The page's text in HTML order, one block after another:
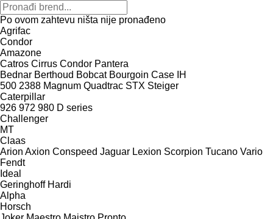
Po ovom zahtevu ništa nije pronađeno
Agrifac
Condor
Amazone
Catros Cirrus Condor Pantera
Bednar Berthoud Bobcat Bourgoin Case IH
500 2388 Magnum Quadtrac STX Steiger
Caterpillar
926 972 980 D series
Challenger
MT
Claas
Arion Axion Conspeed Jaguar Lexion Scorpion Tucano Vario
Fendt
Ideal
Geringhoff Hardi
Alpha
Horsch